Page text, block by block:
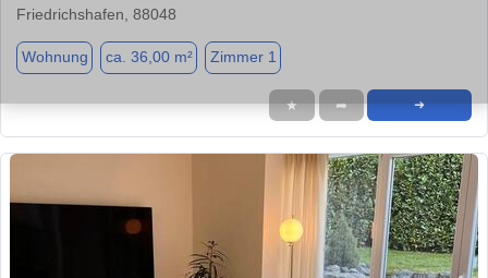
Friedrichshafen, 88048
Wohnung ca. 36,00 m² Zimmer 1
★ ➦ ➜